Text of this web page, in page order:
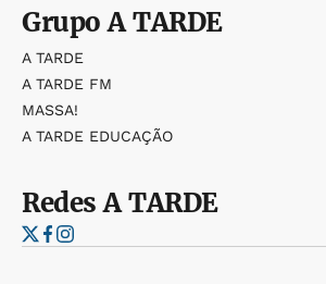
GrupoA TARDE
A TARDE
A TARDE FM
MASSA!
A TARDE EDUCAÇÃO
RedesA TARDE